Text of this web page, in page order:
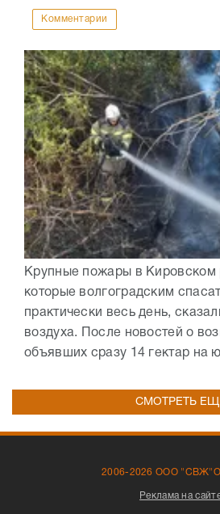
Комментарии
Крупные пожары в Кировском
которые волгоградским
практически весь день,
воздуха. После новостей о
объявших сразу 14 гектар на
СМОТРЕТЬ
2006-2026 ООО
Реклама на